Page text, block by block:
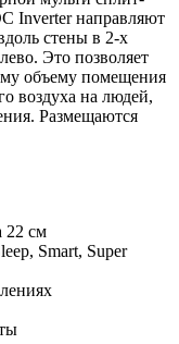
Inverter направляют
стены в 2-х
Это позволяет
объему помещения
воздуха на людей,
Размещаются
22 см
Smart, Super